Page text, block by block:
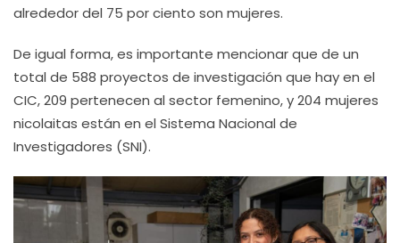
alrededor del 75 por ciento son mujeres.
De igual forma, es importante mencionar que de un
total de 588 proyectos de investigación que hay en el
CIC, 209 pertenecen al sector femenino, y 204 mujeres
nicolaitas están en el Sistema Nacional de
Investigadores (SNI).